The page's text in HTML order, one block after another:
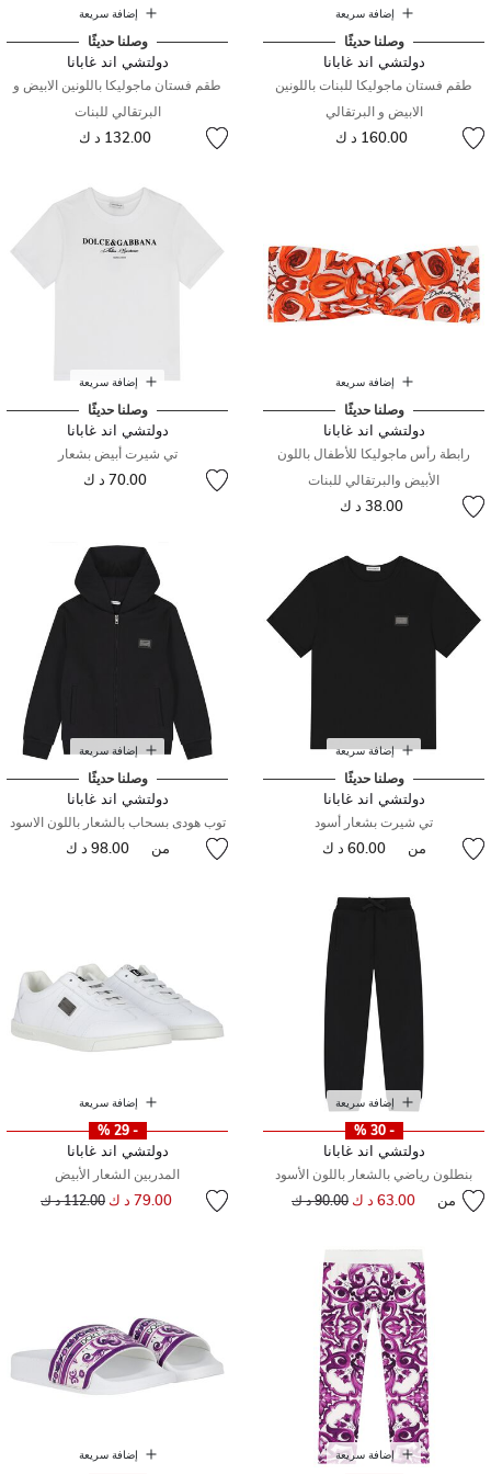
إضافة سريعة
وصلنا حديثًا
دولتشي اند غابانا
طقم فستان ماجوليكا للبنات باللونين
الابيض و البرتقالي
160.00 د ك
إضافة سريعة
وصلنا حديثًا
دولتشي اند غابانا
طقم فستان ماجوليكا باللونين الابيض و
البرتقالي للبنات
132.00 د ك
إضافة سريعة
وصلنا حديثًا
دولتشي اند غابانا
رابطة رأس ماجوليكا للأطفال باللون
الأبيض والبرتقالي للبنات
38.00 د ك
إضافة سريعة
وصلنا حديثًا
دولتشي اند غابانا
تي شيرت أبيض بشعار
70.00 د ك
إضافة سريعة
وصلنا حديثًا
دولتشي اند غابانا
تي شيرت بشعار أسود
من 60.00 د ك
إضافة سريعة
وصلنا حديثًا
دولتشي اند غابانا
توب هودى بسحاب بالشعار باللون الاسود
من 98.00 د ك
إضافة سريعة
- 30 %
دولتشي اند غابانا
بنطلون رياضي بالشعار باللون الأسود
من 63.00 د ك سعر مخفض من
90.00 د ك
إضافة سريعة
- 29 %
دولتشي اند غابانا
المدربين الشعار الأبيض
79.00 د ك سعر مخفض من
112.00 د ك إلى
إضافة سريعة إضافة سريعة